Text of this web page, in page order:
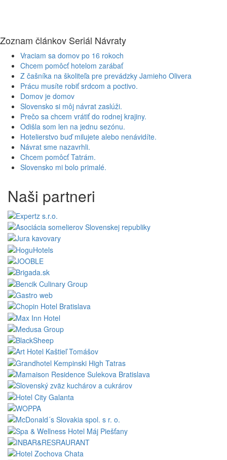
Zoznam článkov Seriál Návraty
Vraciam sa domov po 16 rokoch
Chcem pomôcť hotelom zarábať
Z čašníka na školiteľa pre prevádzky Jamieho Olivera
Prácu musíte robiť srdcom a poctivo.
Domov je domov
Slovensko si môj návrat zaslúži.
Prečo sa chcem vrátiť do rodnej krajiny.
Odišla som len na jednu sezónu.
Hotelierstvo buď milujete alebo nenávidíte.
Návrat sme nazavrhli.
Chcem pomôcť Tatrám.
Slovensko mi bolo primalé.
Naši partneri